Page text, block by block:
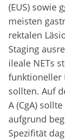
(EUS) sowie
meisten
rektalen
Staging
ileale NETs
funktioneller
sollten. Auf
A (CgA)
aufgrund
Spezifität